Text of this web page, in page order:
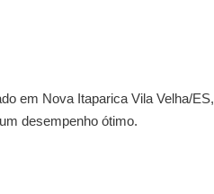
em Nova Itaparica Vila Velha/ES,
desempenho ótimo.